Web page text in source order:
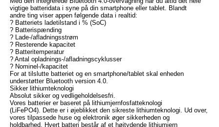
vigtige batteridata i syne på din smartphone eller tablet. Blandt
andre ting viser appen følgende data i realtid:
? Batteriets ladetilstand i % (SoC)
? Batterispænding
? Lade-/afladningsstrøm
? Resterende kapacitet
? Batteritemperatur
? Antal opladnings-/afladningscyklusser
? Nominel-/kapacitet
For at tilslutte batteriet og en smartphone/tablet skal enheden
understøtter Bluetooth version 4.0.
Sikker lithiumteknologi
Absolut sikker og vedligeholdelsesfri.
Vores batterier er baseret på lithiumjernfosfatteknologi
(LiFePO4). Dette er i øjeblikket den sikreste lithiumteknologi. Ud over,
vores tilpassede huse og elektronik øger sikkerheden og
holdbarhed. Hvert batteri består af et højtydende lithiumjern